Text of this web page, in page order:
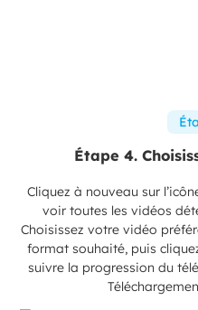
Étape 4.
Cliquez à nouveau sur
voir toutes les vidéos
Choisissez votre vidéo
format souhaité, puis
suivre la progression du